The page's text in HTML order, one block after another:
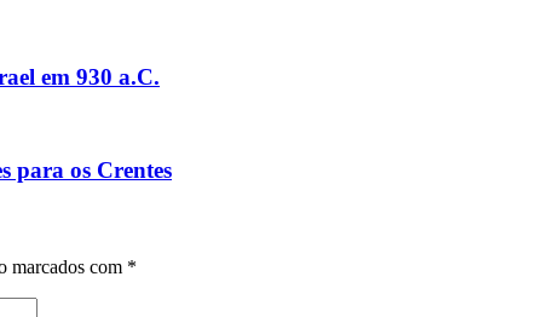
em 930 a.C.
para os Crentes
marcados com *